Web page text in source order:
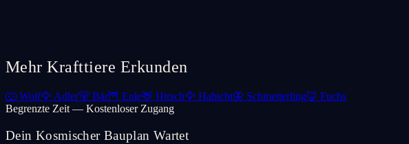
Mehr Krafttiere Erkunden
🐺 Wolf🦅 Adler🐻 Bär🦉 Eule🦌 Hirsch🦅 Habicht🦋 Schmetterling🦊 Fuchs
Begrenzte Zeit — Kostenloser Zugang
Dein Kosmischer Bauplan Wartet